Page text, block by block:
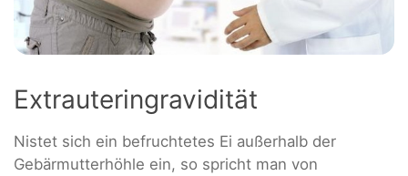
Extrauteringravidität
Nistet sich ein befruchtetes Ei außerhalb der
Gebärmutterhöhle ein, so spricht man von